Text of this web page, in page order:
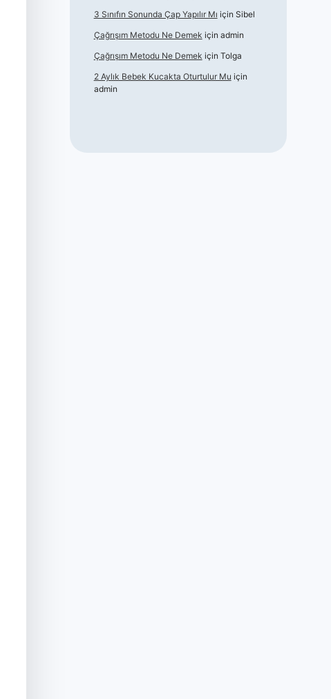
3 Sınıfın Sonunda Çap Yapılır Mı için Sibel
Çağrışım Metodu Ne Demek için admin
Çağrışım Metodu Ne Demek için Tolga
2 Aylık Bebek Kucakta Oturtulur Mu için
admin